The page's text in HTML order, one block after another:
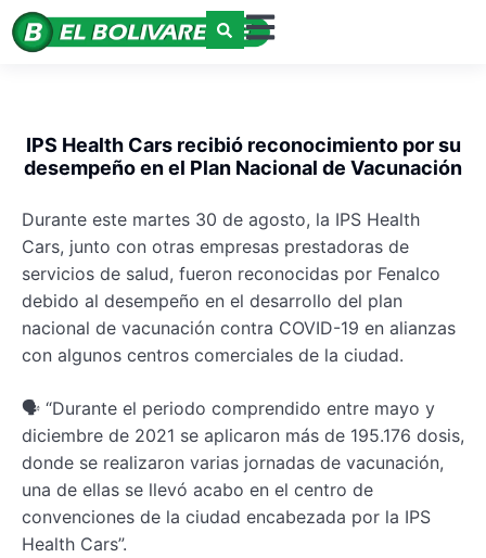
IPS Health Cars recibió reconocimiento por su
desempeño en el Plan Nacional de Vacunación
Durante este martes 30 de agosto, la IPS Health
Cars, junto con otras empresas prestadoras de
servicios de salud, fueron reconocidas por Fenalco
debido al desempeño en el desarrollo del plan
nacional de vacunación contra COVID-19 en alianzas
con algunos centros comerciales de la ciudad.
🗣 “Durante el periodo comprendido entre mayo y
diciembre de 2021 se aplicaron más de 195.176 dosis,
donde se realizaron varias jornadas de vacunación,
una de ellas se llevó acabo en el centro de
convenciones de la ciudad encabezada por la IPS
Health Cars”.